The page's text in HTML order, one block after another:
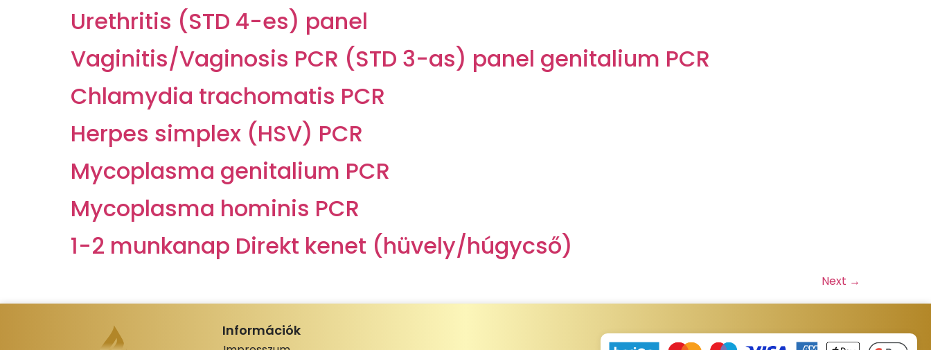
Urethritis (STD 4-es) panel
Vaginitis/Vaginosis PCR (STD 3-as) panel genitalium PCR
Chlamydia trachomatis PCR
Herpes simplex (HSV) PCR
Mycoplasma genitalium PCR
Mycoplasma hominis PCR
1-2 munkanap Direkt kenet (hüvely/húgycső)
Next →
Információk